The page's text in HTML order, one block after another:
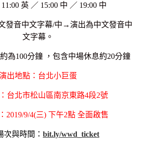
11:00 英 ／ 15:00 中 ／ 19:00 中
發音中文字幕/中→演出為中文發音中
文字幕。
為100分鐘 ，包含中場休息約20分鐘
出地點：台北小巨蛋
台北市松山區南京東路4段2號
2019/9/4(三) 下午2點 全面啟售
次與時間： bit.ly/wwd_ticket